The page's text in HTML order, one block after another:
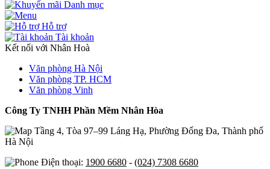
Danh mục
Hỗ trợ
Tài khoản
Kết nối với Nhân Hoà
Văn phòng Hà Nội
Văn phòng TP. HCM
Văn phòng Vinh
Công Ty TNHH Phần Mềm Nhân Hòa
Tầng 4, Tòa 97–99 Láng Hạ, Phường Đống Đa, Thành phố
Hà Nội
Điện thoại: 1900 6680 - (024) 7308 6680